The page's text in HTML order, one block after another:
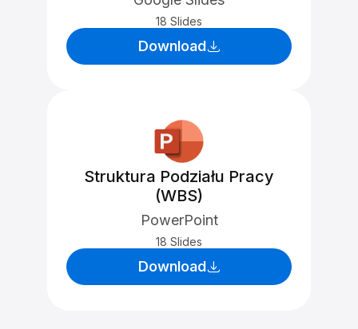
18 Slides
Download
Struktura Podziału Pracy
(WBS)
PowerPoint
18 Slides
Download